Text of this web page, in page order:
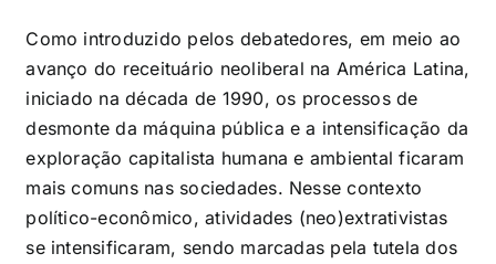
Como introduzido pelos debatedores, em meio ao
avanço do receituário neoliberal na América Latina,
iniciado na década de 1990, os processos de
desmonte da máquina pública e a intensificação da
exploração capitalista humana e ambiental ficaram
mais comuns nas sociedades. Nesse contexto
político-econômico, atividades (neo)extrativistas
se intensificaram, sendo marcadas pela tutela dos